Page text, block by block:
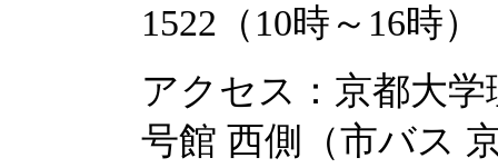
1522（10時～16時）
アクセス：京都大
号館 西側（市バス